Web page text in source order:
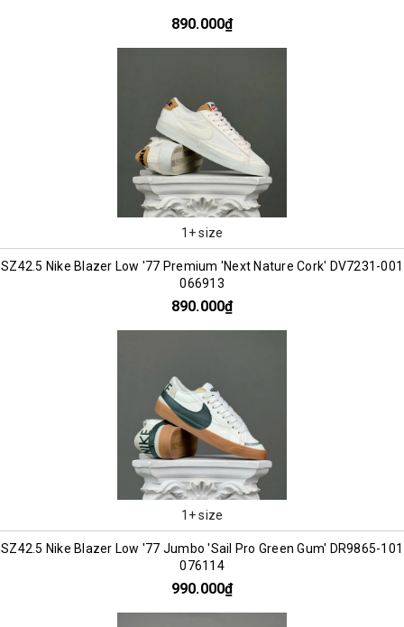
890.000₫
1+ size
SZ42.5 Nike Blazer Low '77 Premium 'Next Nature Cork' DV7231-001
066913
890.000₫
1+ size
SZ42.5 Nike Blazer Low '77 Jumbo 'Sail Pro Green Gum' DR9865-101
076114
990.000₫